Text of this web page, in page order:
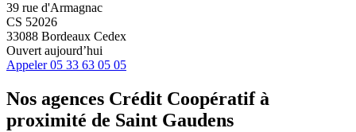
39 rue d'Armagnac
CS 52026
33088 Bordeaux Cedex
Ouvert aujourd’hui
Appeler 05 33 63 05 05
Nos agences Crédit Coopératifà
proximité de Saint Gaudens